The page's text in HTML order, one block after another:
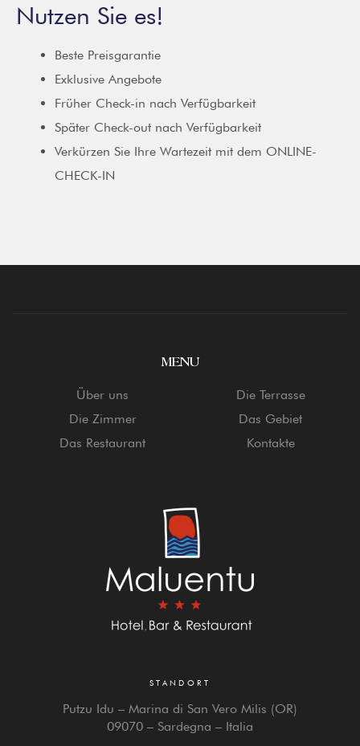
Nutzen Sie es!
Beste Preisgarantie
Exklusive Angebote
Früher Check-in nach Verfügbarkeit
Später Check-out nach Verfügbarkeit
Verkürzen Sie Ihre Wartezeit mit dem ONLINE-
CHECK-IN
MENU
Über uns
Die Zimmer
Das Restaurant
Die Terrasse
Das Gebiet
Kontakte
STANDORT
Putzu Idu – Marina di San Vero Milis (OR)
09070 – Sardegna – Italia